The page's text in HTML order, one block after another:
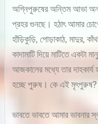
অগ্নিপুরুষের অন্তিম আভা
প্রহর গুনছে। হঠাৎ আমার
হাঁড়িকুড়ি, পোড়াকাঠ, মাদুর,
কাদামাটি দিয়ে মাটিতে
আজকালের মধ্যে তার
হচ্ছে পুরুষ। কে এই মৃৎপুরুষ?
ভাবতে ভাবতে আমার ভাবনার